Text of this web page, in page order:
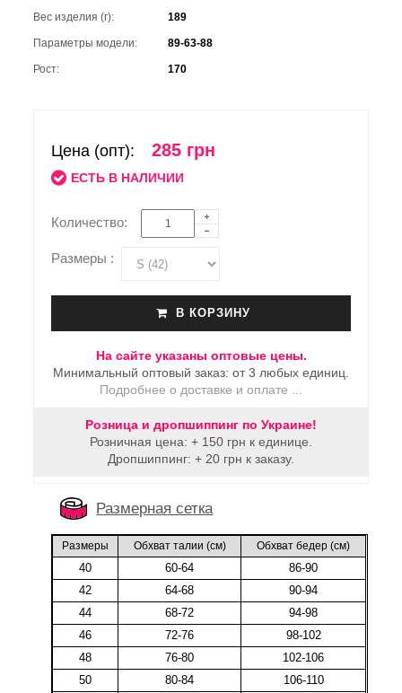
Вес изделия (г): 189
Параметры модели: 89-63-88
Рост: 170
Цена (опт): 285 грн
ЕСТЬ В НАЛИЧИИ
Количество:
Размеры :
В КОРЗИНУ
На сайте указаны оптовые цены.
Минимальный оптовый заказ: от 3 любых единиц.
Подробнее о доставке и оплате ...
Розница и дропшиппинг по Украине!
Розничная цена: + 150 грн к единице.
Дропшиппинг: + 20 грн к заказу.
Размерная сетка
Размеры Обхват талии (cм) Обхват бедер (cм)
40 60-64
86-90
42
64-68
90-94
44
68-72
94-98
46
72-76
98-102
48
76-80
102-106
50
80-84
106-110